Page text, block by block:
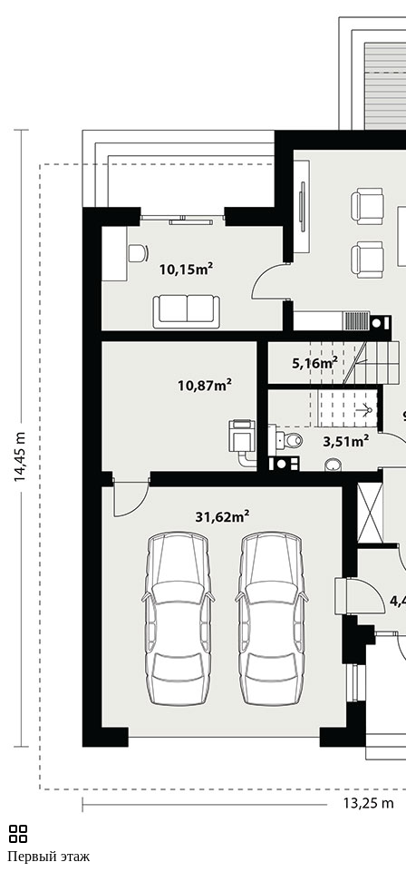
Первый этаж